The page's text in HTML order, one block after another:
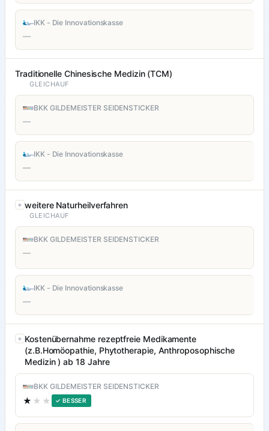
IKK - Die Innovationskasse
—
Traditionelle Chinesische Medizin (TCM)
GLEICHAUF
BKK GILDEMEISTER SEIDENSTICKER
—
IKK - Die Innovationskasse
—
weitere Naturheilverfahren
GLEICHAUF
BKK GILDEMEISTER SEIDENSTICKER
—
IKK - Die Innovationskasse
—
Kostenübernahme rezeptfreie Medikamente
(z.B.Homöopathie, Phytotherapie, Anthroposophische
Medizin ) ab 18 Jahre
BKK GILDEMEISTER SEIDENSTICKER
★ ★★ ✓ BESSER